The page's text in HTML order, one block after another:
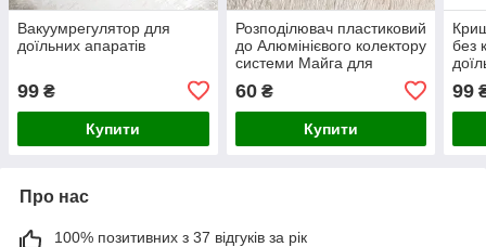
Вакуумрегулятор для
доїльних апаратів
99 ₴
Купити
Розподілювач пластиковий
до Алюмінієвого колектору
системи Майга для
60₴
Купити
без
99
Про нас
100% позитивних з 37 відгуків за рік